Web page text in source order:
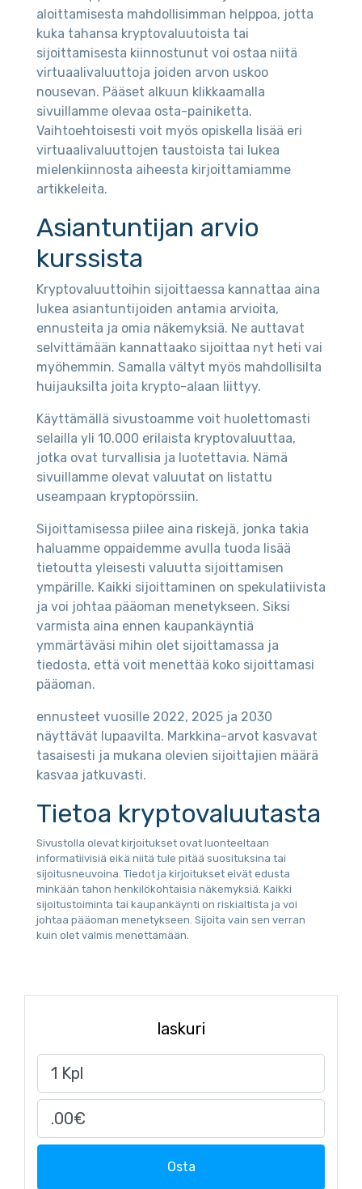
aloittamisesta mahdollisimman helppoa, jotta
kuka tahansa kryptovaluutoista tai
sijoittamisesta kiinnostunut voi ostaa niitä
virtuaalivaluuttoja joiden arvon uskoo
nousevan. Pääset alkuun klikkaamalla
sivuillamme olevaa osta-painiketta.
Vaihtoehtoisesti voit myös opiskella lisää eri
virtuaalivaluuttojen taustoista tai lukea
mielenkiinnosta aiheesta kirjoittamiamme
artikkeleita.
Asiantuntijan arvio
kurssista
Kryptovaluuttoihin sijoittaessa kannattaa aina
lukea asiantuntijoiden antamia arvioita,
ennusteita ja omia näkemyksiä. Ne auttavat
selvittämään kannattaako sijoittaa nyt heti vai
myöhemmin. Samalla vältyt myös mahdollisilta
huijauksilta joita krypto-alaan liittyy.
Käyttämällä sivustoamme voit huolettomasti
selailla yli 10.000 erilaista kryptovaluuttaa,
jotka ovat turvallisia ja luotettavia. Nämä
sivuillamme olevat valuutat on listattu
useampaan kryptopörssiin.
Sijoittamisessa piilee aina riskejä, jonka takia
haluamme oppaidemme avulla tuoda lisää
tietoutta yleisesti valuutta sijoittamisen
ympärille. Kaikki sijoittaminen on spekulatiivista
ja voi johtaa pääoman menetykseen. Siksi
varmista aina ennen kaupankäyntiä
ymmärtäväsi mihin olet sijoittamassa ja
tiedosta, että voit menettää koko sijoittamasi
pääoman.
ennusteet vuosille 2022, 2025 ja 2030
näyttävät lupaavilta. Markkina-arvot kasvavat
tasaisesti ja mukana olevien sijoittajien määrä
kasvaa jatkuvasti.
Tietoa kryptovaluutasta
Sivustolla olevat kirjoitukset ovat luonteeltaan
informatiivisiä eikä niitä tule pitää suosituksina tai
sijoitusneuvoina. Tiedot ja kirjoitukset eivät edusta
minkään tahon henkilökohtaisia näkemyksiä. Kaikki
sijoitustoiminta tai kaupankäynti on riskialtista ja voi
johtaa pääoman menetykseen. Sijoita vain sen verran
kuin olet valmis menettämään.
laskuri
Osta